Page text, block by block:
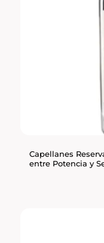
Capellanes
entre Potencia y